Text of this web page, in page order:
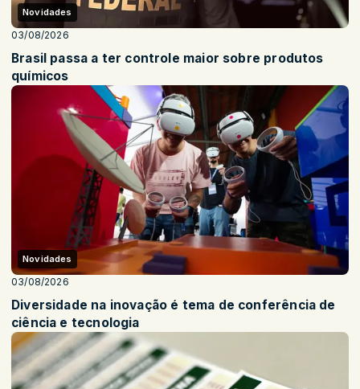
Novidades
03/08/2026
Brasil passa a ter controle maior sobre produtos
químicos
Novidades
03/08/2026
Diversidade na inovação é tema de conferência de
ciência e tecnologia